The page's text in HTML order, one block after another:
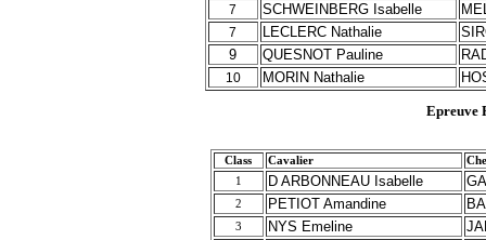
7 SCHWEINBERG Isabelle
7 LECLERC Nathalie
9
QUESNOT Pauline
10 MORIN Nathalie
Epreuve
Class Cavalier
1
D ARBONNEAU Isabelle
2 PETIOT Amandine
3 NYS Emeline